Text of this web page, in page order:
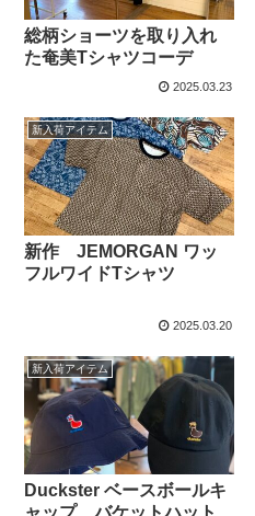
総柄ショーツを取り入れ
た奄美Tシャツコーデ
2025.03.23
新入荷アイテム
新作 JEMORGAN ワッ
フルワイドTシャツ
2025.03.20
新入荷アイテム
Duckster ベースボールキ
ャップ バケットハット